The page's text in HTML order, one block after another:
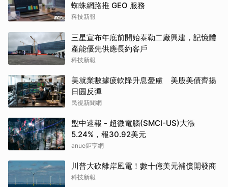
蜘蛛網路推 GEO 服務
科技新報
三星宣布年底前開始泰勒二廠興建，記憶體
產能優先供應長約客戶
科技新報
美就業數據疲軟降升息憂慮 美股美債齊揚
日圓反彈
民視新聞網
盤中速報 - 超微電腦(SMCI-US)大漲
5.24%，報30.92美元
anue鉅亨網
川普大砍離岸風電！數十億美元補償開發商
科技新報